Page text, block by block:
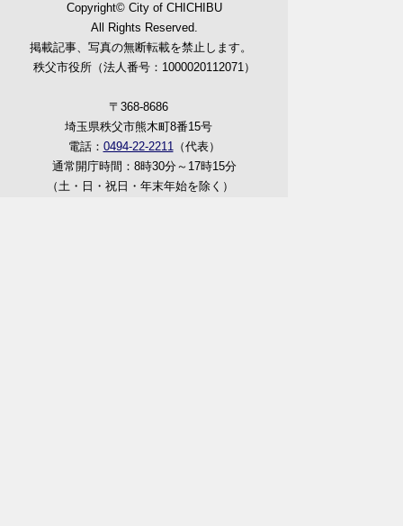
Copyright© City of CHICHIBU
All Rights Reserved.
掲載記事、写真の無断転載を禁止します。
秩父市役所（法人番号：1000020112071）
〒368-8686
埼玉県秩父市熊木町8番15号
電話： 0494-22-2211（代表）
通常開庁時間：8時30分～17時15分
（土・日・祝日・年末年始を除く）